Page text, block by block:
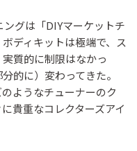
グは「DIYマーケットチ
ディキットは極端で、ス
質的に制限はなかっ
的に）変わってきた。
ようなチューナーのク
貴重なコレクターズアイ